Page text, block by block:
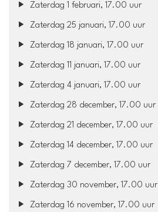
Zaterdag 1 februari, 17.00 uur
Zaterdag 25 januari, 17.00 uur
Zaterdag 18 januari, 17.00 uur
Zaterdag 11 januari, 17.00 uur
Zaterdag 4 januari, 17.00 uur
Zaterdag 28 december, 17.00 uur
Zaterdag 21 december, 17.00 uur
Zaterdag 14 december, 17.00 uur
Zaterdag 7 december, 17.00 uur
Zaterdag 30 november, 17.00 uur
Zaterdag 16 november, 17.00 uur